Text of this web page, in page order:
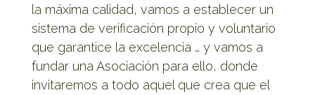
la máxima calidad, vamos a establecer un
sistema de verificación propio y voluntario
que garantice la excelencia … y vamos a
fundar una Asociación para ello, donde
invitaremos a todo aquel que crea que el